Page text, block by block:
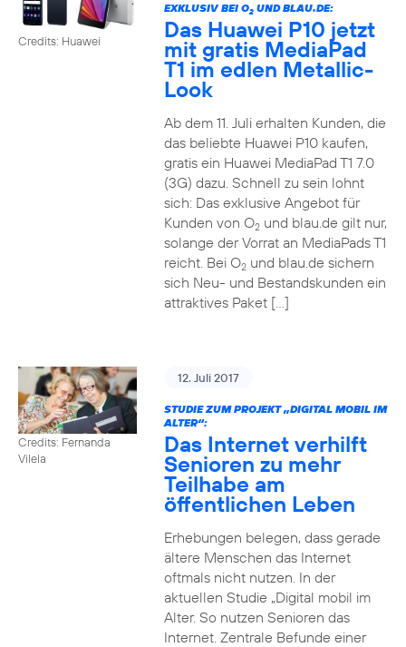
Credits: Huawei
EXKLUSIV BEI O2UND BLAU.DE:
Das Huawei P10 jetzt
mit gratis MediaPad
T1 im edlen Metallic-
Look
Ab dem 11. Juli erhalten Kunden, die
das beliebte Huawei P10 kaufen,
gratis ein Huawei MediaPad T1 7.0
(3G) dazu. Schnell zu sein lohnt
sich: Das exklusive Angebot für
Kunden von O2und blau.de gilt nur,
solange der Vorrat an MediaPads T1
reicht. Bei O2und blau.de sichern
sich Neu- und Bestandskunden ein
attraktives Paket […]
Credits: Fernanda
Vilela
12. Juli 2017
STUDIE ZUM PROJEKT „DIGITAL MOBIL IM
ALTER“:
Das Internet verhilft
Senioren zu mehr
Teilhabe am
öffentlichen Leben
Erhebungen belegen, dass gerade
ältere Menschen das Internet
oftmals nicht nutzen. In der
aktuellen Studie „Digital mobil im
Alter. So nutzen Senioren das
Internet. Zentrale Befunde einer